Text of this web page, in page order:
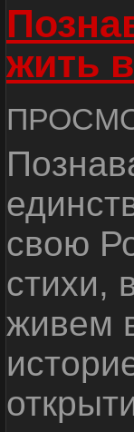
жить
свою
стихи,
живем